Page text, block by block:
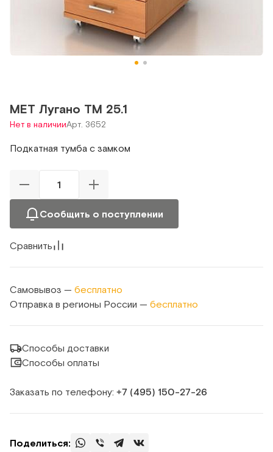
МЕТ Лугано ТМ 25.1
Нет в наличииАрт. 3652
Подкатная тумба с замком
Сообщить о поступлении
Сравнить
Самовывоз — бесплатно
Отправка в регионы России — бесплатно
Способы доставки
Способы оплаты
Заказать по телефону: +7 (495) 150‑27‑26
Поделиться: